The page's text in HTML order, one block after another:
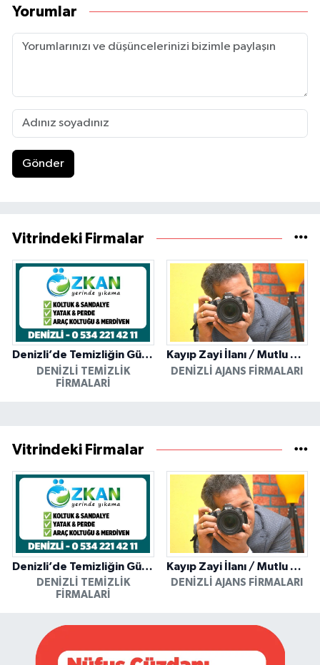
Yorumlar
Gönder
Vitrindeki Firmalar
Denizli’de Temizliğin Güvenilir Adresi: Özkan Yerinde Yıkama
DENIZLI TEMIZLIK
FIRMALARI
Kayıp Zayi İlanı / Mutlu Ajans / Denizli
DENIZLI AJANS FIRMALARI
Vitrindeki Firmalar
Denizli’de Temizliğin Güvenilir Adresi: Özkan Yerinde Yıkama
DENIZLI TEMIZLIK
FIRMALARI
Kayıp Zayi İlanı / Mutlu Ajans / Denizli
DENIZLI AJANS FIRMALARI